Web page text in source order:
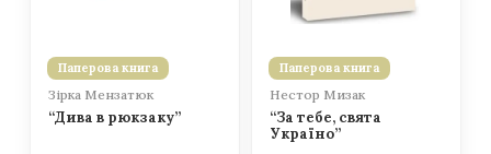
Паперова книга
Зірка Мензатюк
“Дива в рюкзаку”
Паперова книга
Нестор Мизак
“За тебе, свята
Україно”